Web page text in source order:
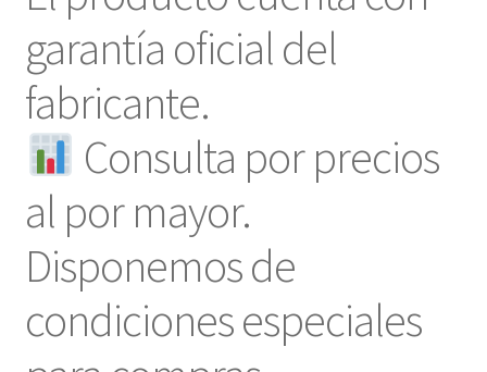
garantía oficial del
fabricante.
Consulta por precios
al por mayor.
Disponemos de
condiciones especiales